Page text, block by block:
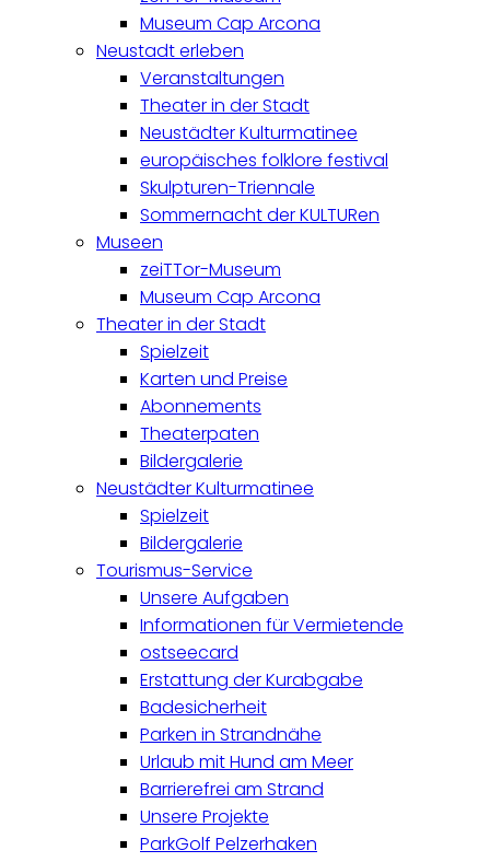
Museum Cap Arcona
Neustadt erleben
Veranstaltungen
Theater in der Stadt
Neustädter Kulturmatinee
europäisches folklore festival
Skulpturen-Triennale
Sommernacht der KULTURen
Museen
zeiTTor-Museum
Museum Cap Arcona
Theater in der Stadt
Spielzeit
Karten und Preise
Abonnements
Theaterpaten
Bildergalerie
Neustädter Kulturmatinee
Spielzeit
Bildergalerie
Tourismus-Service
Unsere Aufgaben
Informationen für Vermietende
ostseecard
Erstattung der Kurabgabe
Badesicherheit
Parken in Strandnähe
Urlaub mit Hund am Meer
Barrierefrei am Strand
Unsere Projekte
ParkGolf Pelzerhaken